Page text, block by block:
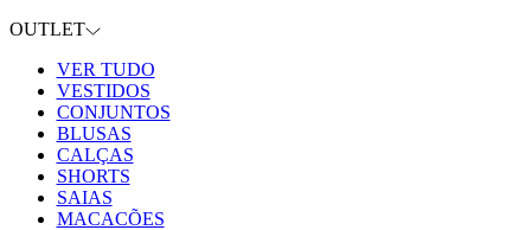
OUTLET
VER TUDO
VESTIDOS
CONJUNTOS
BLUSAS
CALÇAS
SHORTS
SAIAS
MACACÕES